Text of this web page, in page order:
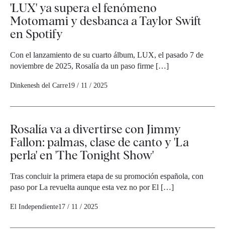
'LUX' ya supera el fenómeno
Motomami y desbanca a Taylor Swift
en Spotify
Con el lanzamiento de su cuarto álbum, LUX, el pasado 7 de
noviembre de 2025, Rosalía da un paso firme […]
Dinkenesh del Carre19 / 11 / 2025
Rosalía va a divertirse con Jimmy
Fallon: palmas, clase de canto y 'La
perla' en 'The Tonight Show'
Tras concluir la primera etapa de su promoción española, con
paso por La revuelta aunque esta vez no por El […]
El Independiente17 / 11 / 2025